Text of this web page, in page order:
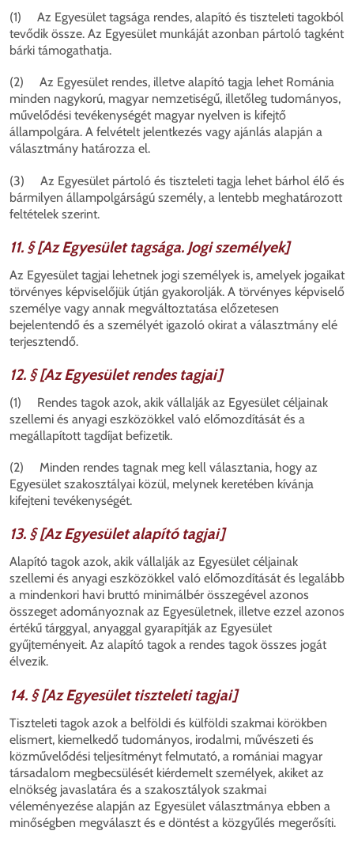
(1) Az Egyesület tagsága rendes, alapító és tiszteleti tagokból
tevődik össze. Az Egyesület munkáját azonban pártoló tagként
bárki támogathatja.
(2) Az Egyesület rendes, illetve alapító tagja lehet Románia
minden nagykorú, magyar nemzetiségű, illetőleg tudományos,
művelődési tevékenységét magyar nyelven is kifejtő
állampolgára. A felvételt jelentkezés vagy ajánlás alapján a
választmány határozza el.
(3) Az Egyesület pártoló és tiszteleti tagja lehet bárhol élő és
bármilyen állampolgárságú személy, a lentebb meghatározott
feltételek szerint.
11. § [Az Egyesület tagsága. Jogi személyek]
Az Egyesület tagjai lehetnek jogi személyek is, amelyek jogaikat
törvényes képviselőjük útján gyakorolják. A törvényes képviselő
személye vagy annak megváltoztatása előzetesen
bejelentendő és a személyét igazoló okirat a választmány elé
terjesztendő.
12. § [Az Egyesület rendes tagjai]
(1) Rendes tagok azok, akik vállalják az Egyesület céljainak
szellemi és anyagi eszközökkel való előmozdítását és a
megállapított tagdíjat befizetik.
(2) Minden rendes tagnak meg kell választania, hogy az
Egyesület szakosztályai közül, melynek keretében kívánja
kifejteni tevékenységét.
13. § [Az Egyesület alapító tagjai]
Alapító tagok azok, akik vállalják az Egyesület céljainak
szellemi és anyagi eszközökkel való előmozdítását és legalább
a mindenkori havi bruttó minimálbér összegével azonos
összeget adományoznak az Egyesületnek, illetve ezzel azonos
értékű tárggyal, anyaggal gyarapítják az Egyesület
gyűjteményeit. Az alapító tagok a rendes tagok összes jogát
élvezik.
14. § [Az Egyesület tiszteleti tagjai]
Tiszteleti tagok azok a belföldi és külföldi szakmai körökben
elismert, kiemelkedő tudományos, irodalmi, művészeti és
közművelődési teljesítményt felmutató, a romániai magyar
társadalom megbecsülését kiérdemelt személyek, akiket az
elnökség javaslatára és a szakosztályok szakmai
véleményezése alapján az Egyesület választmánya ebben a
minőségben megválaszt és e döntést a közgyűlés megerősíti.